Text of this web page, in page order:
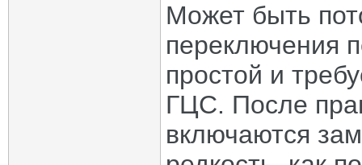
Может быть
переключения
простой и
ГЦС. После
включаются